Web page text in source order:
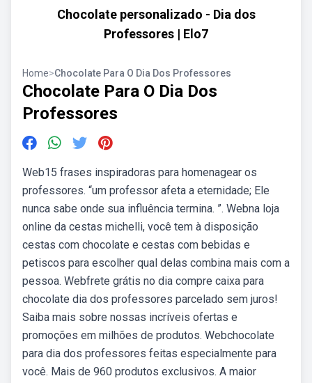
Chocolate personalizado - Dia dos
Professores | Elo7
Home>Chocolate Para O Dia Dos Professores
Chocolate Para O Dia Dos
Professores
Web15 frases inspiradoras para homenagear os
professores. “um professor afeta a eternidade; Ele
nunca sabe onde sua influência termina. ”. Webna loja
online da cestas michelli, você tem à disposição
cestas com chocolate e cestas com bebidas e
petiscos para escolher qual delas combina mais com a
pessoa. Webfrete grátis no dia compre caixa para
chocolate dia dos professores parcelado sem juros!
Saiba mais sobre nossas incríveis ofertas e
promoções em milhões de produtos. Webchocolate
para dia dos professores feitas especialmente para
você. Mais de 960 produtos exclusivos. A maior